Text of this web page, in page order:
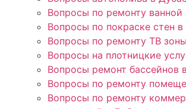
Вопросы по ремонту
Вопросы по покраске стен
Вопросы по ремонту ТВ
Вопросы на плотницкие
Вопросы ремонт бассейнов
Вопросы по ремонту
Вопросы по ремонту